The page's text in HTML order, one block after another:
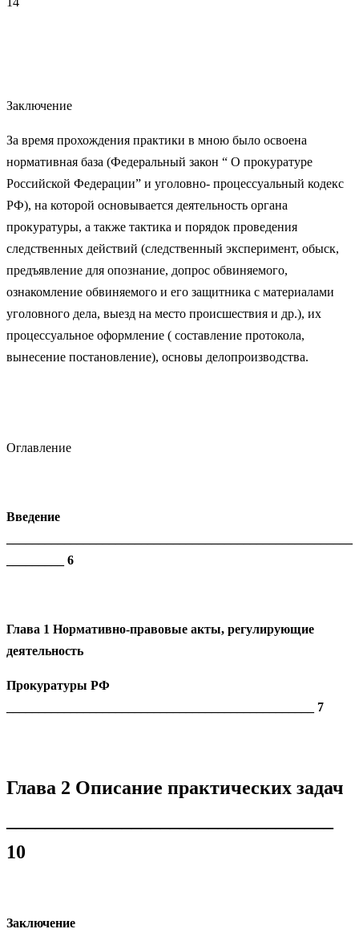
Заключение
За время прохождения практики в мною было освоена
нормативная база (Федеральный закон “ О прокуратуре
Российской Федерации” и уголовно- процессуальный кодекс
РФ), на которой основывается деятельность органа
прокуратуры, а также тактика и порядок проведения
следственных действий (следственный эксперимент, обыск,
предъявление для опознание, допрос обвиняемого,
ознакомление обвиняемого и его защитника с материалами
уголовного дела, выезд на место происшествия и др.), их
процессуальное оформление ( составление протокола,
вынесение постановление), основы делопроизводства.
Оглавление
Введение
_________ 6
Глава 1 Нормативно-правовые акты, регулирующие
деятельность
Прокуратуры РФ
________________________________________________ 7
Глава 2 Описание практических задач
10
Заключение